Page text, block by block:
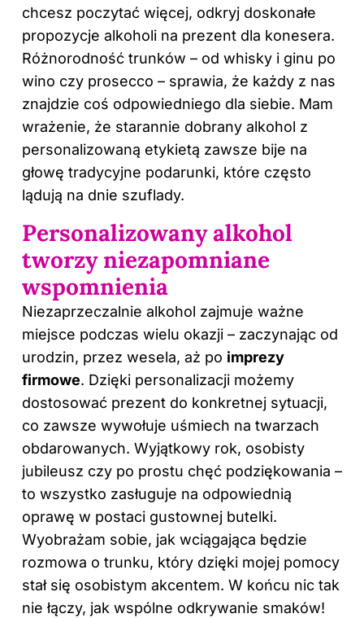
chcesz poczytać więcej, odkryj doskonałe
propozycje alkoholi na prezent dla konesera.
Różnorodność trunków – od whisky i ginu po
wino czy prosecco – sprawia, że każdy z nas
znajdzie coś odpowiedniego dla siebie. Mam
wrażenie, że starannie dobrany alkohol z
personalizowaną etykietą zawsze bije na
głowę tradycyjne podarunki, które często
lądują na dnie szuflady.
Personalizowany alkohol
tworzy niezapomniane
wspomnienia
Niezaprzeczalnie alkohol zajmuje ważne
miejsce podczas wielu okazji – zaczynając od
urodzin, przez wesela, aż po imprezy
firmowe. Dzięki personalizacji możemy
dostosować prezent do konkretnej sytuacji,
co zawsze wywołuje uśmiech na twarzach
obdarowanych. Wyjątkowy rok, osobisty
jubileusz czy po prostu chęć podziękowania –
to wszystko zasługuje na odpowiednią
oprawę w postaci gustownej butelki.
Wyobrażam sobie, jak wciągająca będzie
rozmowa o trunku, który dzięki mojej pomocy
stał się osobistym akcentem. W końcu nic tak
nie łączy, jak wspólne odkrywanie smaków!